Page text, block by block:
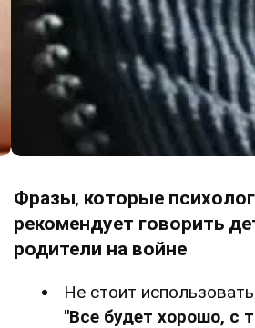
Фразы, которые
рекомендует говорить
родители на войне
Не стоит
"Все будет хорошо, с